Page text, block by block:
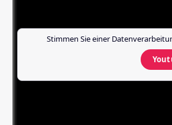
Stimmen Sie einer